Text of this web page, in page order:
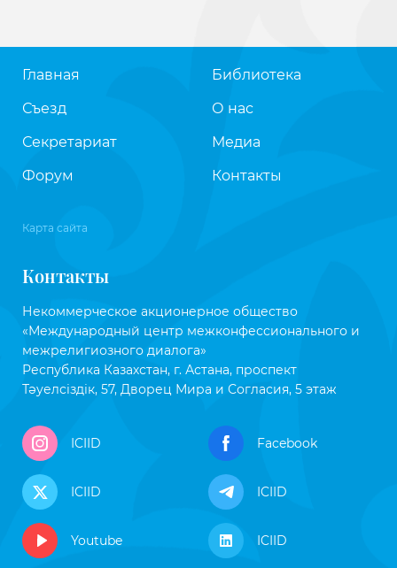
Главная
Съезд
Секретариат
Форум
Библиотека
О нас
Медиа
Контакты
Карта сайта
Контакты
Некоммерческое акционерное общество
«Международный центр межконфессионального и
межрелигиозного диалога»
Республика Казахстан, г. Астана, проспект
Тәуелсіздік, 57, Дворец Мира и Согласия, 5 этаж
ICIID Facebook
ICIID ICIID
Youtube ICIID